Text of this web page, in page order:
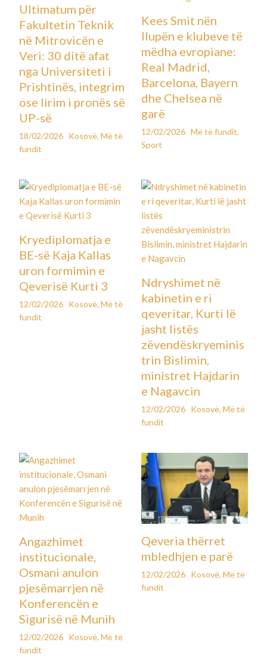
Ultimatum për
Fakultetin Teknik
në Mitrovicën e
Veri: 30 ditë afat
nga Universiteti i
Prishtinës, integrim
ose lirim i pronës së
UP-së
18/02/2026 Kosovë,Më të
fundit
Kees Smit nën
llupën e klubeve të
mëdha evropiane:
Real Madrid,
Barcelona, Bayern
dhe Chelsea në
garë
12/02/2026 Më të fundit,
Sport
Kryediplomatja e
BE-së Kaja Kallas
uron formimin e
Qeverisë Kurti 3
12/02/2026 Kosovë,Më të
fundit
Ndryshimet në
kabinetin e ri
qeveritar, Kurti lë
jasht listës
zëvendëskryeminis
trin Bislimin,
ministret Hajdarin
e Nagavcin
12/02/2026 Kosovë, Më të
fundit
Angazhimet
institucionale,
Osmani anulon
pjesëmarrjen në
Konferencën e
Sigurisë në Munih
12/02/2026 Kosovë,Më të
fundit
Qeveria thërret
mbledhjen e parë
12/02/2026 Kosovë, Më të
fundit